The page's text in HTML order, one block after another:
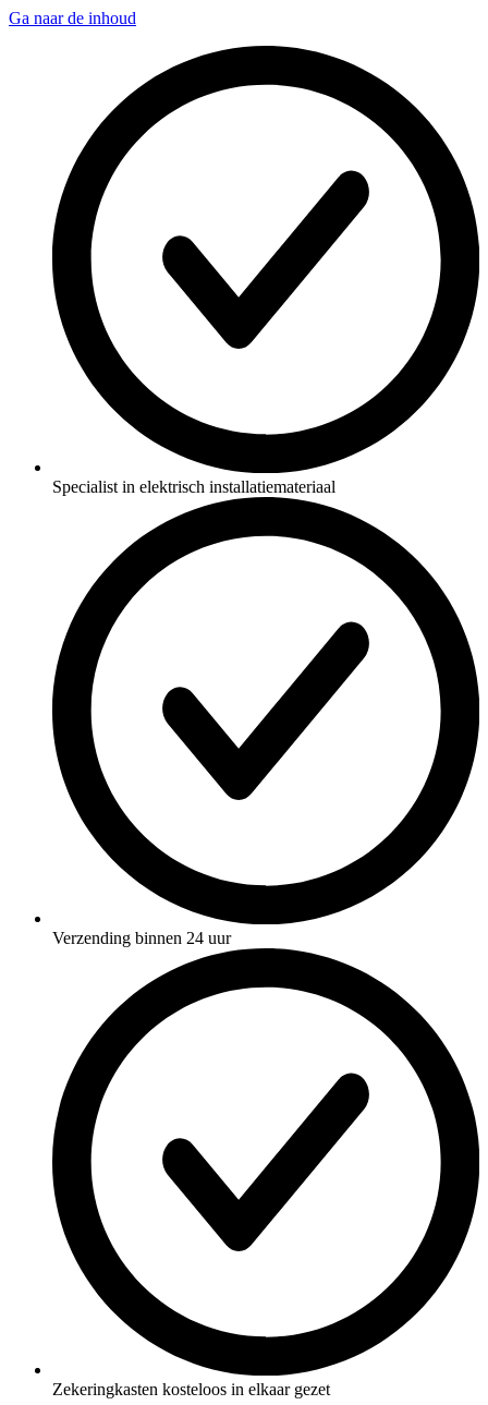
Ga naar de inhoud
Specialist in elektrisch installatiemateriaal
Verzending binnen 24 uur
Zekeringkasten kosteloos in elkaar gezet